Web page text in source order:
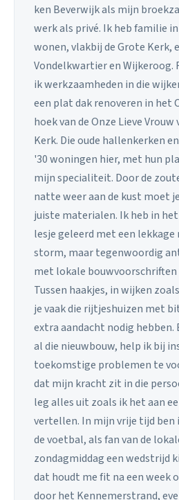
ken Beverwijk als mijn
werk als privé. Ik heb familie
wonen, vlakbij de Grote Kerk,
Vondelkwartier en
ik werkzaamheden in die
een plat dak renoveren in het
hoek van de Onze Lieve Vrouw
Kerk. Die oude hallenkerken
'30 woningen hier, met hun
mijn specialiteit. Door de
natte weer aan de kust moet
juiste materialen. Ik heb in
lesje geleerd met een lekkage
storm, maar tegenwoordig
met lokale
Tussen haakjes, in wijken
je vaak die rijtjeshuizen met
extra aandacht nodig hebben.
al die nieuwbouw, help ik bij
toekomstige problemen te
dat mijn kracht zit in die
leg alles uit zoals ik het aan
vertellen. In mijn vrije tijd ben
de voetbal, als fan van de
zondagmiddag een wedstrijd
dat houdt me fit na een week
door het Kennemerstrand,